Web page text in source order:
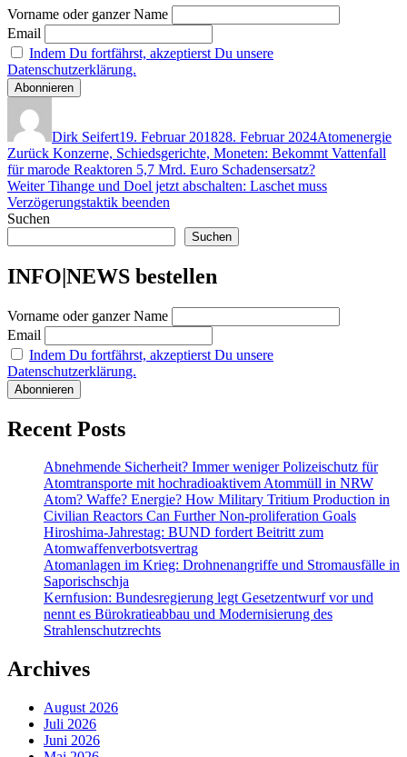
Vorname oder ganzer Name
Email
Indem Du fortfährst, akzeptierst Du unsere
Datenschutzerklärung.
Dirk Seifert19. Februar 201828. Februar 2024Atomenergie
Beitragsnavigation
Zurück Vorheriger
Beitrag:
Konzerne, Schiedsgerichte, Moneten: Bekommt Vattenfall
für marode Reaktoren 5,7 Mrd. Euro Schadensersatz?
Weiter Nächster
Beitrag:
Tihange und Doel jetzt abschalten: Laschet muss
Verzögerungstaktik beenden
Suchen
Suchen
INFO|NEWS bestellen
Vorname oder ganzer Name
Email
Indem Du fortfährst, akzeptierst Du unsere
Datenschutzerklärung.
Recent Posts
Abnehmende Sicherheit? Immer weniger Polizeischutz für
Atomtransporte mit hochradioaktivem Atommüll in NRW
Atom? Waffe? Energie? How Military Tritium Production in
Civilian Reactors Can Further Non-proliferation Goals
Hiroshima-Jahrestag: BUND fordert Beitritt zum
Atomwaffenverbotsvertrag
Atomanlagen im Krieg: Drohnenangriffe und Stromausfälle in
Saporischschja
Kernfusion: Bundesregierung legt Gesetzentwurf vor und
nennt es Bürokratieabbau und Modernisierung des
Strahlenschutzrechts
Archives
August 2026
Juli 2026
Juni 2026